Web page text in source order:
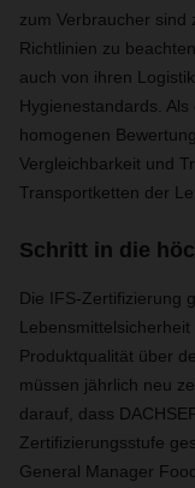
zum Verbraucher sind
Richtlinien zu
auch von ihren
Hygienestandards.
homogenen
Vergleichbarkeit und
Transportketten der
Schritt in die
Die IFS-Zertifizierung
Produktqualität über
müssen jährlich neu
darauf, dass
Zertifizierungsstufe
General Manager